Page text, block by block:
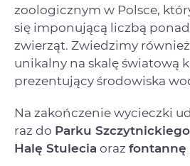
zoologicznym w Polsce,
się imponującą liczbą
zwierząt. Zwiedzimy również
unikalny na skalę światową
prezentujący środowiska
Na zakończenie wycieczki
raz do Parku Szczytnickiego
Halę Stulecia oraz fontannę